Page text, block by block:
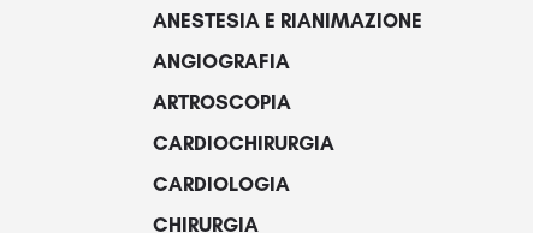
ANESTESIA E RIANIMAZIONE
ANGIOGRAFIA
ARTROSCOPIA
CARDIOCHIRURGIA
CARDIOLOGIA
CHIRURGIA